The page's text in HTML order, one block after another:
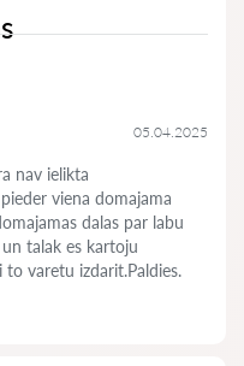
05.04.2025
nav ielikta
viena domajama
dalas par labu
talak es kartoju
varetu izdarit.Paldies.